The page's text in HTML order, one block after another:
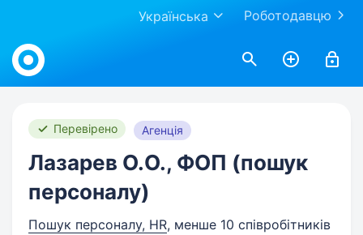
Роботодавцю
Українська
Work.ua
Перевірено Агенція
Лазарев О.О., ФОП (пошук
персоналу)
Пошук персоналу, HR, менше 10 співробітників